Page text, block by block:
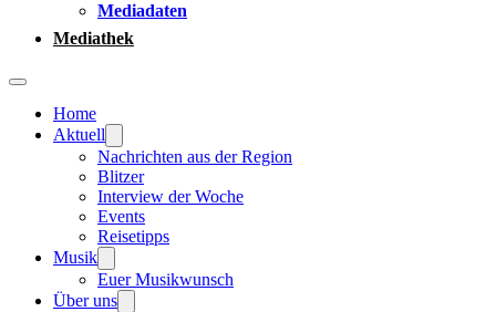
Mediadaten
Mediathek
Home
Aktuell
Nachrichten aus der Region
Blitzer
Interview der Woche
Events
Reisetipps
Musik
Euer Musikwunsch
Über uns